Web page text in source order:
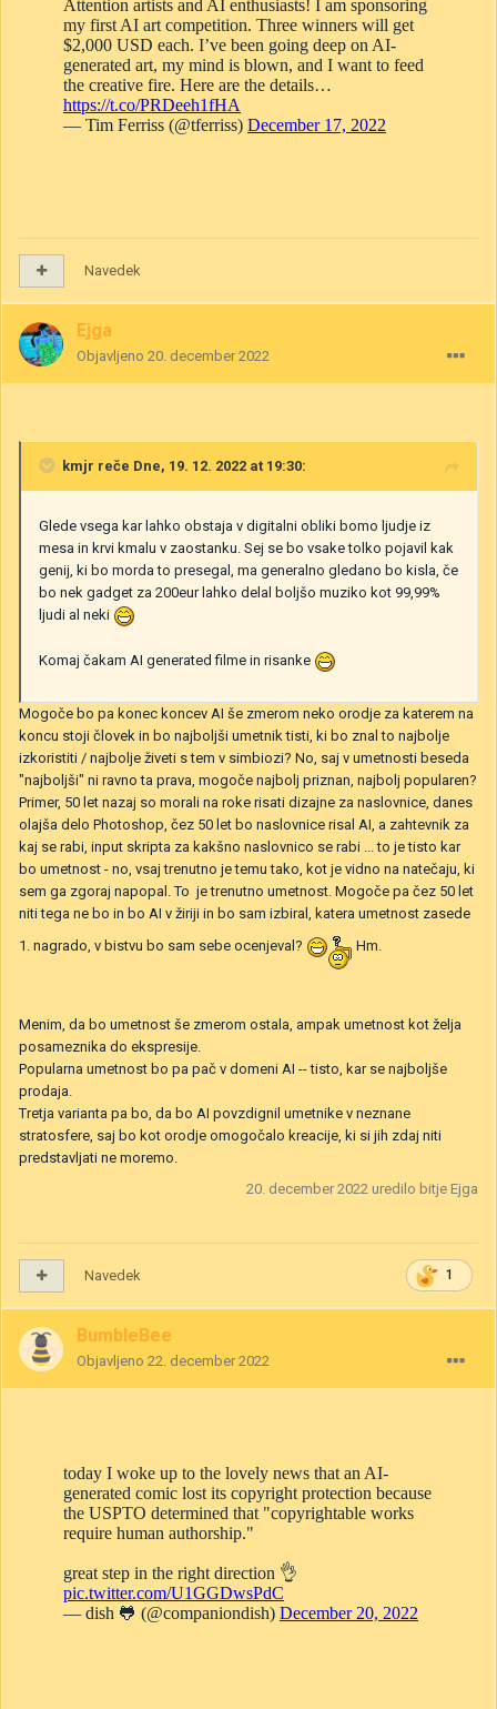
Navedek
Ejga
Objavljeno 20. december 2022
kmjr reče Dne, 19. 12. 2022 at 19:30:
Glede vsega kar lahko obstaja v digitalni obliki bomo ljudje iz
mesa in krvi kmalu v zaostanku. Sej se bo vsake tolko pojavil kak
genij, ki bo morda to presegal, ma generalno gledano bo kisla, če
bo nek gadget za 200eur lahko delal boljšo muziko kot 99,99%
ljudi al neki
Komaj čakam AI generated filme in risanke
Mogoče bo pa konec koncev AI še zmerom neko orodje za katerem na
koncu stoji človek in bo najboljši umetnik tisti, ki bo znal to najbolje
izkoristiti / najbolje živeti s tem v simbiozi? No, saj v umetnosti beseda
"najboljši" ni ravno ta prava, mogoče najbolj priznan, najbolj popularen?
Primer, 50 let nazaj so morali na roke risati dizajne za naslovnice, danes
olajša delo Photoshop, čez 50 let bo naslovnice risal AI, a zahtevnik za
kaj se rabi, input skripta za kakšno naslovnico se rabi ... to je tisto kar
bo umetnost - no, vsaj trenutno je temu tako, kot je vidno na natečaju, ki
sem ga zgoraj napopal. To je trenutno umetnost. Mogoče pa čez 50 let
niti tega ne bo in bo AI v žiriji in bo sam izbiral, katera umetnost zasede
1. nagrado, v bistvu bo sam sebe ocenjeval?
Hm.
Menim, da bo umetnost še zmerom ostala, ampak umetnost kot želja
posameznika do ekspresije.
Popularna umetnost bo pa pač v domeni AI -- tisto, kar se najboljše
prodaja.
Tretja varianta pa bo, da bo AI povzdignil umetnike v neznane
stratosfere, saj bo kot orodje omogočalo kreacije, ki si jih zdaj niti
predstavljati ne moremo.
20. december 2022 uredilo bitje Ejga
1
Navedek
BumbleBee
Objavljeno 22. december 2022